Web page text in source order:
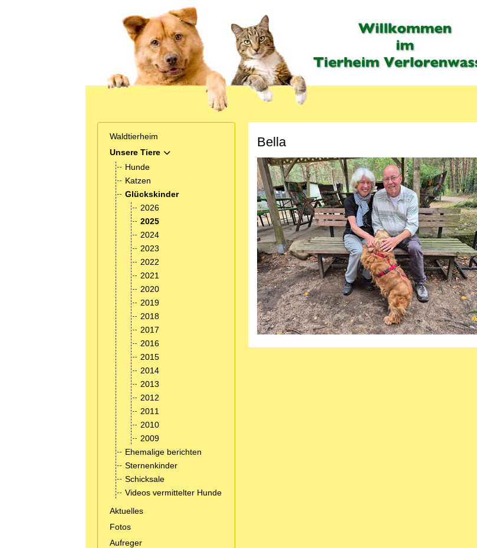
Waldtierheim
Unsere Tiere
MOD_MENU_TOGGLE_SUBMENU_LABEL
Hunde
Katzen
Glückskinder
2026
2025
2024
2023
2022
2021
2020
2019
2018
2017
2016
2015
2014
2013
2012
2011
2010
2009
Ehemalige berichten
Sternenkinder
Schicksale
Videos vermittelter Hunde
Aktuelles
Fotos
Aufreger
Bella